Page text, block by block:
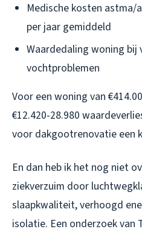
Medische kosten astma/
per jaar gemiddeld
Waardedaling woning bij
vochtproblemen
Voor een woning van
€12.420-28.980
voor dakgootrenovatie een
En dan heb ik het nog niet
ziekverzuim door
slaapkwaliteit, verhoogd
isolatie. Een onderzoek van